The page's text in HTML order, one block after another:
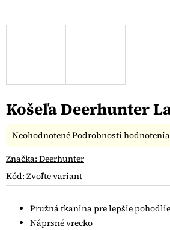
Košeľa Deerhunter
Kód: Zvoľte variant
Pružná tkanina pre lepšie pohodlie
Náprsné vrecko
Priemerné
produktu
0,0
hviezdičiek.
NeohodnotenéPodrobnosti hodnotenia
Značka: Deerhunter